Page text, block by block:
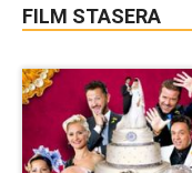
FILM STASERA